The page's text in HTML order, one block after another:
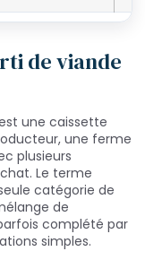
de viande
une caissette
une ferme
plusieurs
Le terme
catégorie de
de
complété par
simples.